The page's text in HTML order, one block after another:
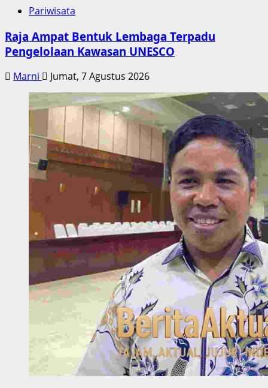
Pariwisata
Raja Ampat Bentuk Lembaga Terpadu
Pengelolaan Kawasan UNESCO
Marni Jumat, 7 Agustus 2026